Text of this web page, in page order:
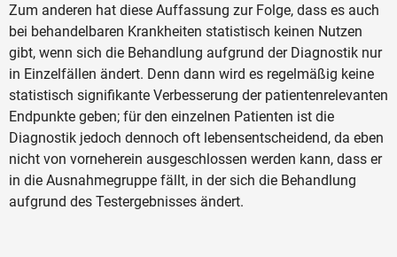
Zum anderen hat diese Auffassung zur Folge, dass es auch
bei behandelbaren Krankheiten statistisch keinen Nutzen
gibt, wenn sich die Behandlung aufgrund der Diagnostik nur
in Einzelfällen ändert. Denn dann wird es regelmäßig keine
statistisch signifikante Verbesserung der patientenrelevanten
Endpunkte geben; für den einzelnen Patienten ist die
Diagnostik jedoch dennoch oft lebensentscheidend, da eben
nicht von vorneherein ausgeschlossen werden kann, dass er
in die Ausnahmegruppe fällt, in der sich die Behandlung
aufgrund des Testergebnisses ändert.